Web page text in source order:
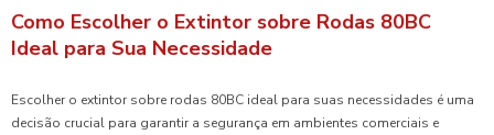
Como Escolher o Extintor sobre Rodas 80BC
Ideal para Sua Necessidade
Escolher o extintor sobre rodas 80BC ideal para suas necessidades é uma
decisão crucial para garantir a segurança em ambientes comerciais e